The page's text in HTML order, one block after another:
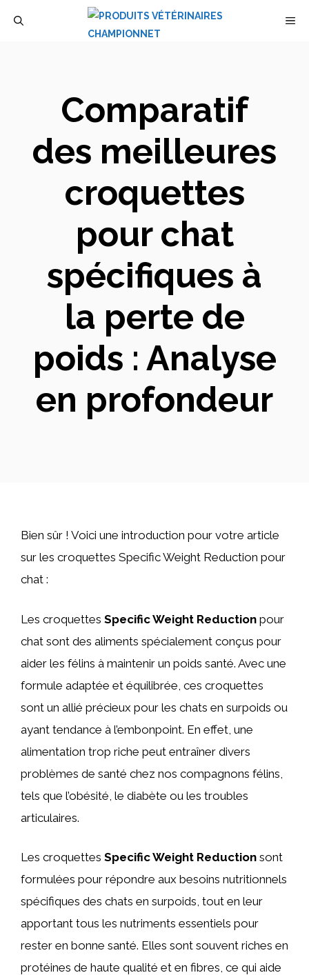
Comparatif
des meilleures
croquettes
pour chat
spécifiques à
la perte de
poids : Analyse
en profondeur
Bien sûr ! Voici une introduction pour votre article
sur les croquettes Specific Weight Reduction pour
chat :
Les croquettes Specific Weight Reduction pour
chat sont des aliments spécialement conçus pour
aider les félins à maintenir un poids santé. Avec une
formule adaptée et équilibrée, ces croquettes
sont un allié précieux pour les chats en surpoids ou
ayant tendance à l’embonpoint. En effet, une
alimentation trop riche peut entraîner divers
problèmes de santé chez nos compagnons félins,
tels que l’obésité, le diabète ou les troubles
articulaires.
Les croquettes Specific Weight Reduction sont
formulées pour répondre aux besoins nutritionnels
spécifiques des chats en surpoids, tout en leur
apportant tous les nutriments essentiels pour
rester en bonne santé. Elles sont souvent riches en
protéines de haute qualité et en fibres, ce qui aide